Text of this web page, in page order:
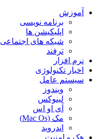
آموزش
برنامه نویسی
اپلیکیشن ها
شبکه های اجتماعی
ترفند
نرم افزار
اخبار تکنولوژی
سیستم عامل
ویندوز
لینوکس
آی او اس
مک (Mac Os)
اندروید
هک و امنیت